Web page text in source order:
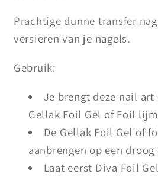
Prachtige dunne transfer
versieren van je nagels.
Gebruik:
Je brengt deze nail art
Gellak Foil Gel of Foil
De Gellak Foil Gel of
aanbrengen op een
Laat eerst Diva Foil